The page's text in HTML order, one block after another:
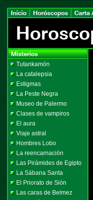
Tutankamón
La catalepsia
Estigmas
La Peste Negra
Museo de Palermo
Clases de vampiros
El aura
Viaje astral
Hombres Lobo
La reencarnación
Las Pirámides de Egipto
La Sábana Santa
El Priorato de Sión
Las caras de Belmez